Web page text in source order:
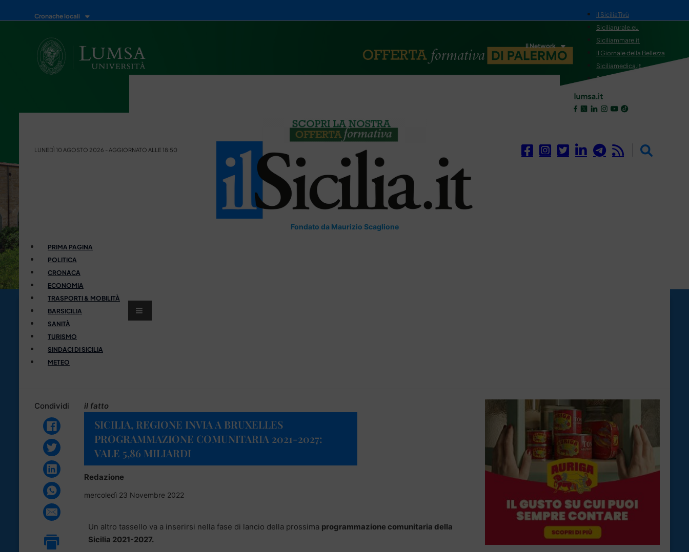
Cronache locali
Il Network
il SiciliaTivù
Siciliarurale.eu
Siciliammare.it
Il Giornale della Bellezza
Siciliamedica.it
Sanitainsicilia.it
LUNEDÌ 10 AGOSTO 2026 - AGGIORNATO ALLE 18:50
Fondato da Maurizio Scaglione
PRIMA PAGINA
POLITICA
CRONACA
ECONOMIA
TRASPORTI & MOBILITÀ
BARSICILIA
SANITÀ
TURISMO
SINDACI DI SICILIA
METEO
Condividi il fatto
SICILIA, REGIONE INVIA A BRUXELLES
PROGRAMMAZIONE COMUNITARIA 2021-2027:
VALE 5,86 MILIARDI
Redazione
mercoledì 23 Novembre 2022
Un altro tassello va a inserirsi nella fase di lancio della prossima programmazione comunitaria della
Sicilia 2021-2027.